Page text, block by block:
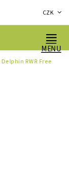
CZK
RWR Free